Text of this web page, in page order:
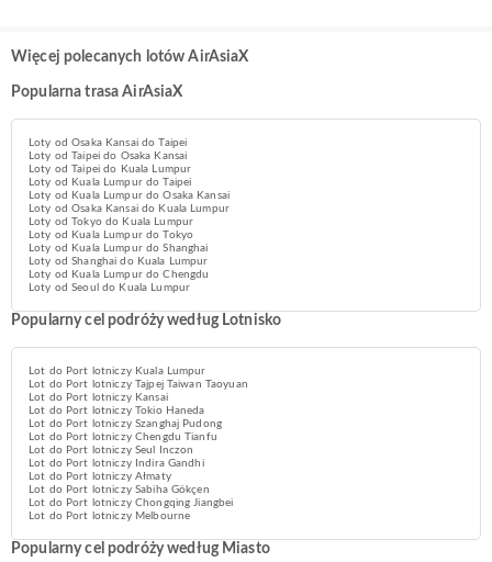
Więcej polecanych lotów AirAsiaX
Popularna trasa AirAsiaX
Loty od Osaka Kansai do Taipei
Loty od Taipei do Osaka Kansai
Loty od Taipei do Kuala Lumpur
Loty od Kuala Lumpur do Taipei
Loty od Kuala Lumpur do Osaka Kansai
Loty od Osaka Kansai do Kuala Lumpur
Loty od Tokyo do Kuala Lumpur
Loty od Kuala Lumpur do Tokyo
Loty od Kuala Lumpur do Shanghai
Loty od Shanghai do Kuala Lumpur
Loty od Kuala Lumpur do Chengdu
Loty od Seoul do Kuala Lumpur
Popularny cel podróży według Lotnisko
Lot do Port lotniczy Kuala Lumpur
Lot do Port lotniczy Tajpej Taiwan Taoyuan
Lot do Port lotniczy Kansai
Lot do Port lotniczy Tokio Haneda
Lot do Port lotniczy Szanghaj Pudong
Lot do Port lotniczy Chengdu Tianfu
Lot do Port lotniczy Seul Inczon
Lot do Port lotniczy Indira Gandhi
Lot do Port lotniczy Ałmaty
Lot do Port lotniczy Sabiha Gökçen
Lot do Port lotniczy Chongqing Jiangbei
Lot do Port lotniczy Melbourne
Popularny cel podróży według Miasto